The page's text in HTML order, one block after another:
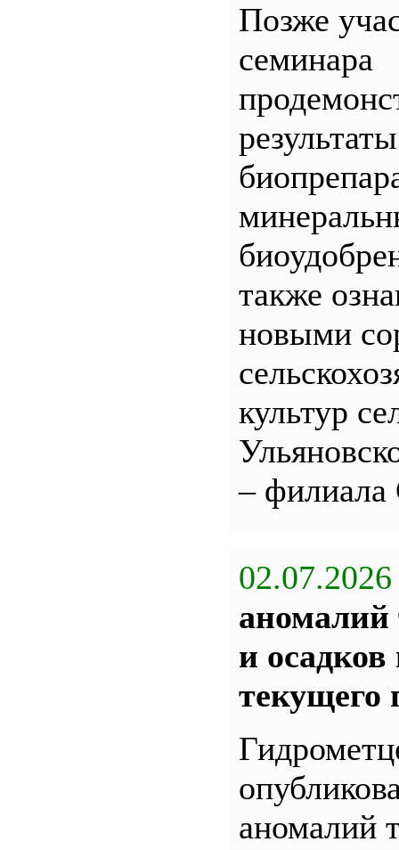
Позже
семинара
также
новыми
культур
–
02.07.2026
аномалий
и
текущего
аномалий